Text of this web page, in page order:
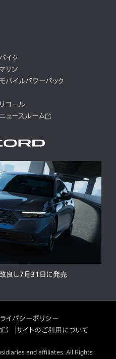
バイク
リン
モバイルパワーパック
リコール
ニュースルーム
良し7月31日に発売
イバシーポリシー
サイトのご利用について
and affiliates. All Rights